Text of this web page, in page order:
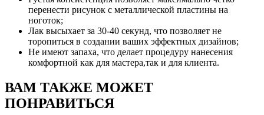
перенести рисунок с металлической пластины на
ноготок;
Лак высыхает за 30-40 секунд, что позволяет не
торопиться в создании ваших эффектных дизайнов;
Не имеют запаха, что делает процедуру нанесения
комфортной как для мастера,так и для клиента.
ВАМ ТАКЖЕ МОЖЕТ
ПОНРАВИТЬСЯ